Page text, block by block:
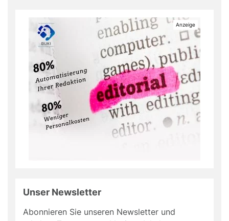
Unser Newsletter
Abonnieren Sie unseren Newsletter und